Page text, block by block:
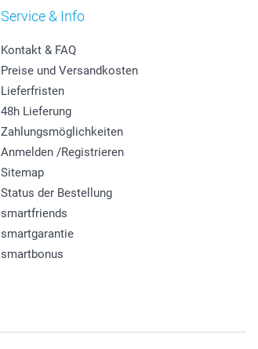
Service & Info
Kontakt & FAQ
Preise und Versandkosten
Lieferfristen
48h Lieferung
Zahlungsmöglichkeiten
Anmelden /Registrieren
Sitemap
Status der Bestellung
smartfriends
smartgarantie
smartbonus